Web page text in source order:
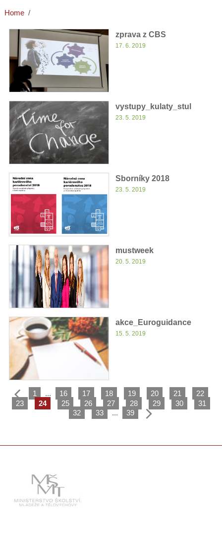
Home
zprava z CBS
17. 6. 2019
vystupy_kulaty_stul
23. 5. 2019
Sborníky 2018
23. 5. 2019
mustweek
20. 5. 2019
akce_Euroguidance
15. 5. 2019
1 ... 16 17 18 19 20 21
22
23
24 25 26 27 28 29 30
31
32
33 ... 39